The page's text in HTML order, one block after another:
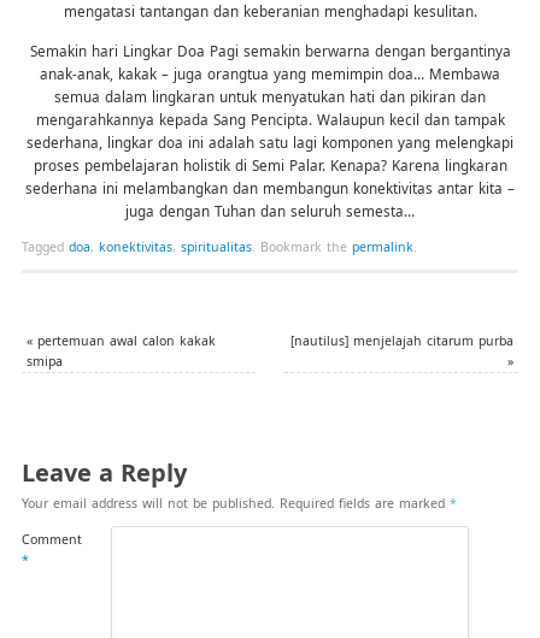
mengatasi tantangan dan keberanian menghadapi kesulitan.
Semakin hari Lingkar Doa Pagi semakin berwarna dengan bergantinya
anak-anak, kakak – juga orangtua yang memimpin doa… Membawa
semua dalam lingkaran untuk menyatukan hati dan pikiran dan
mengarahkannya kepada Sang Pencipta. Walaupun kecil dan tampak
sederhana, lingkar doa ini adalah satu lagi komponen yang melengkapi
proses pembelajaran holistik di Semi Palar. Kenapa? Karena lingkaran
sederhana ini melambangkan dan membangun konektivitas antar kita –
juga dengan Tuhan dan seluruh semesta…
Tagged doa, konektivitas, spiritualitas. Bookmark the permalink.
«pertemuan awal calon kakak
smipa
[nautilus] menjelajah citarum purba
»
Leave a Reply
Your email address will not be published. Required fields are marked *
Comment
*